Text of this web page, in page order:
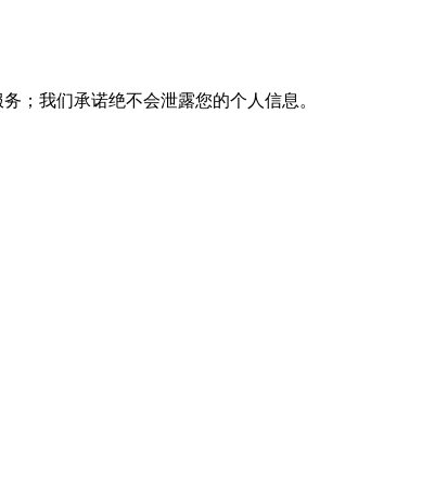
；我们承诺绝不会泄露您的个人信息。